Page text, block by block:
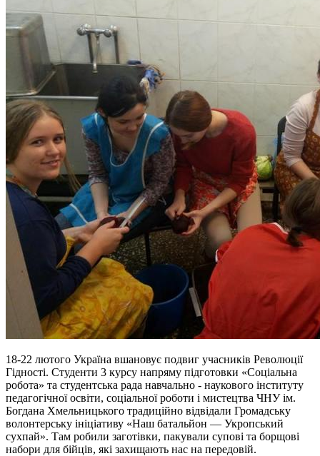
18-22 лютого Україна вшановує подвиг учасників Революції
Гідності. Студенти 3 курсу напряму підготовки «Соціальна
робота» та студентська рада навчально - наукового інституту
педагогічної освіти, соціальної роботи і мистецтва ЧНУ ім.
Богдана Хмельницького традиційно відвідали Громадську
волонтерську ініціативу «Наш батальйон — Укропський
сухпай». Там робили заготівки, пакували супові та борщові
набори для бійців, які захищають нас на передовій.